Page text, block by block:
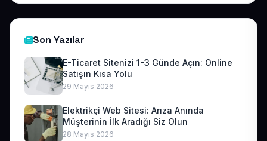
Son Yazılar
E-Ticaret Sitenizi 1-3 Günde Açın: Online
Satışın Kısa Yolu
29 Mayıs 2026
Elektrikçi Web Sitesi: Arıza Anında
Müşterinin İlk Aradığı Siz Olun
28 Mayıs 2026